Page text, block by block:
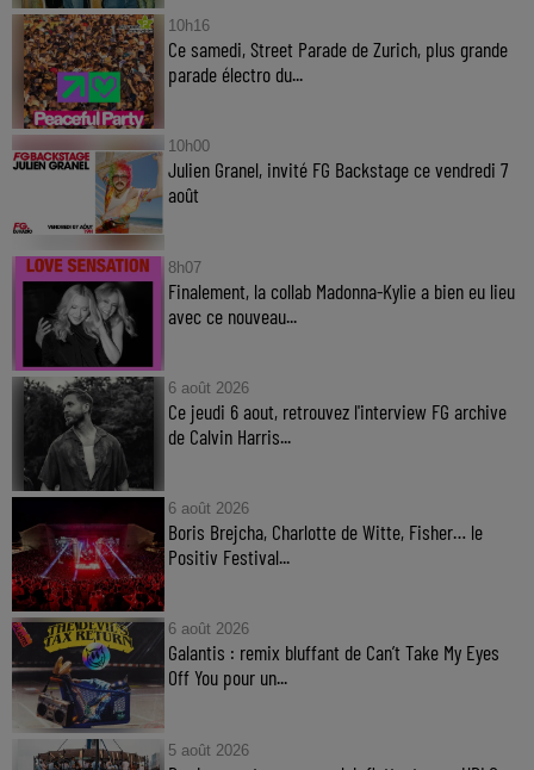
10h16
Ce samedi, Street Parade de Zurich, plus grande
parade électro du...
10h00
Julien Granel, invité FG Backstage ce vendredi 7
août
8h07
Finalement, la collab Madonna-Kylie a bien eu lieu
avec ce nouveau...
6 août 2026
Ce jeudi 6 aout, retrouvez l'interview FG archive
de Calvin Harris...
6 août 2026
Boris Brejcha, Charlotte de Witte, Fisher… le
Positiv Festival...
6 août 2026
Galantis : remix bluffant de Can’t Take My Eyes
Off You pour un...
5 août 2026